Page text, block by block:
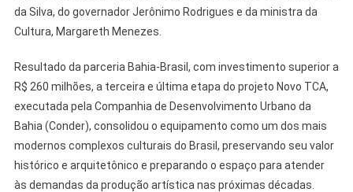
da Silva, do governador Jerônimo Rodrigues e da ministra da
Cultura, Margareth Menezes.
Resultado da parceria Bahia-Brasil, com investimento superior a
R$ 260 milhões, a terceira e última etapa do projeto Novo TCA,
executada pela Companhia de Desenvolvimento Urbano da
Bahia (Conder), consolidou o equipamento como um dos mais
modernos complexos culturais do Brasil, preservando seu valor
histórico e arquitetônico e preparando o espaço para atender
às demandas da produção artística nas próximas décadas.